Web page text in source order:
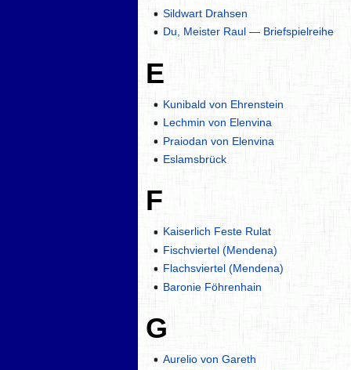
Sildwart Drahsen
Du, Meister Raul — Briefspielreihe
E
Kunibald von Ehrenstein
Lechmin von Elenvina
Praiodan von Elenvina
Eslamsbrück
F
Kaiserlich Feste Rulat
Fischviertel (Mendena)
Flachsviertel (Mendena)
Baronie Föhrenhain
G
Aurelio von Gareth